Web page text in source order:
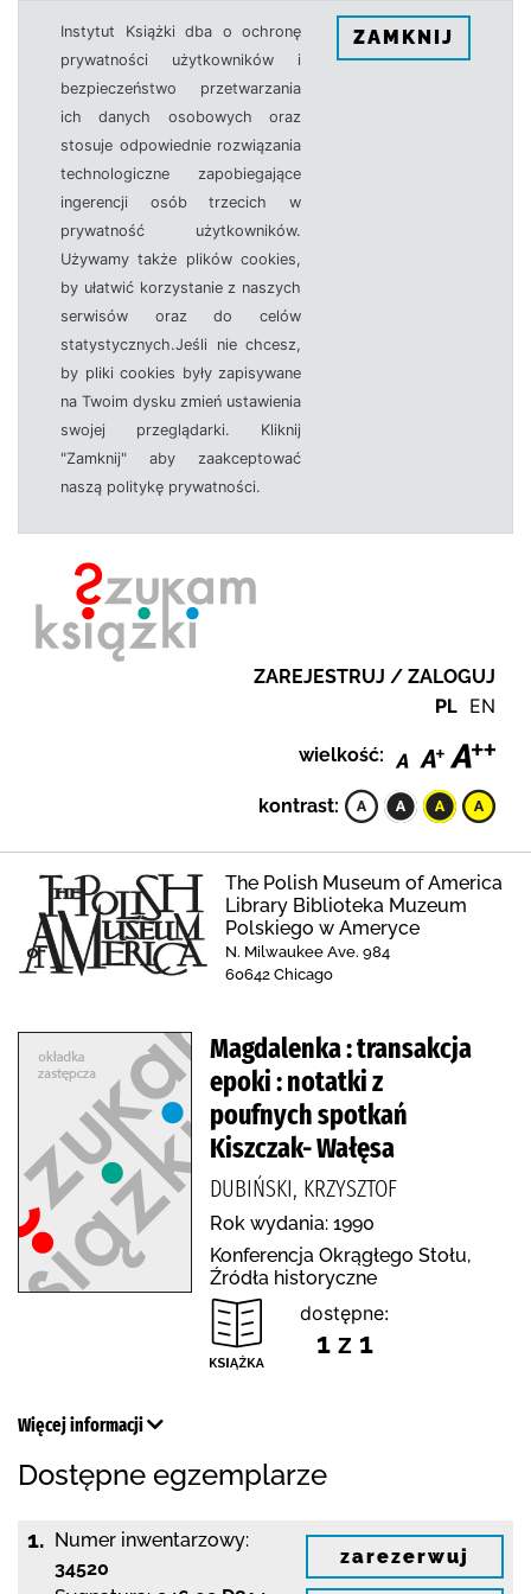
Instytut Książki dba o ochronę
prywatności użytkowników i
bezpieczeństwo przetwarzania
ich danych osobowych oraz
stosuje odpowiednie rozwiązania
technologiczne zapobiegające
ingerencji osób trzecich w
prywatność użytkowników.
Używamy także plików cookies,
by ułatwić korzystanie z naszych
serwisów oraz do celów
statystycznych.Jeśli nie chcesz,
by pliki cookies były zapisywane
na Twoim dysku zmień ustawienia
swojej przeglądarki. Kliknij
"Zamknij" aby zaakceptować
naszą politykę prywatności.
ZAMKNIJ
ZAREJESTRUJ / ZALOGUJ
PL EN
wielkość:
kontrast:
The Polish Museum of America
Library Biblioteka Muzeum
Polskiego w Ameryce
N. Milwaukee Ave. 984
60642 Chicago
Magdalenka : transakcja
epoki : notatki z
poufnych spotkań
Kiszczak- Wałęsa
DUBIŃSKI, KRZYSZTOF
Rok wydania: 1990
Konferencja Okrągłego Stołu,
Źródła historyczne
dostępne:
1 z 1
Więcej informacji
Dostępne egzemplarze
1. Numer inwentarzowy:
34520
zarezerwuj